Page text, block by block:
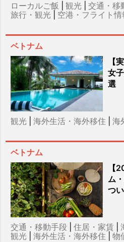
ローカルご飯 観光 交通・移
旅行・観光
空港・フライト情
ベトナム
【
女
選
観光 海外生活・海外移住 海
ベトナム
【
ム
つ
交通・移動手段 住居・家賃
観光
海外生活・海外移住 物